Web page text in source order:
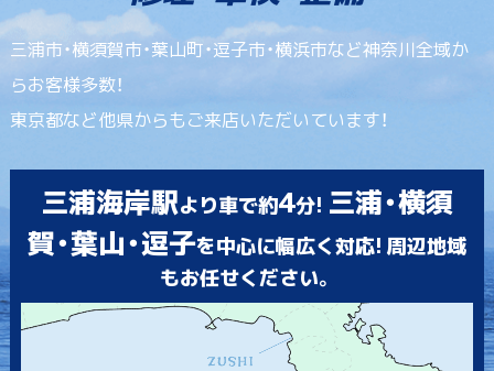
三浦市・横須賀市・葉山町・逗子市・横浜市など神奈川全域か
らお客様多数！
東京都など他県からもご来店いただいています！
三浦海岸駅より車で約4分! 三浦・横須
賀・葉山・逗子を中心に幅広く対応! 周辺地域
もお任せください。